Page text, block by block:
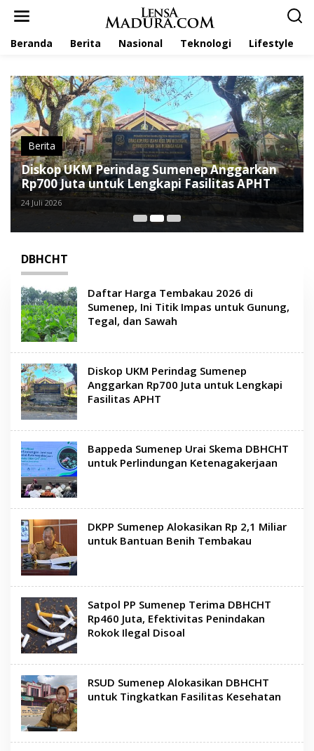
Beranda Berita Nasional Teknologi Lifestyle
Berita
Diskop UKM Perindag Sumenep Anggarkan
Rp700 Juta untuk Lengkapi Fasilitas APHT
24 Juli 2026
DBHCHT
Daftar Harga Tembakau 2026 di
Sumenep, Ini Titik Impas untuk Gunung,
Tegal, dan Sawah
Diskop UKM Perindag Sumenep
Anggarkan Rp700 Juta untuk Lengkapi
Fasilitas APHT
Bappeda Sumenep Urai Skema DBHCHT
untuk Perlindungan Ketenagakerjaan
DKPP Sumenep Alokasikan Rp 2,1 Miliar
untuk Bantuan Benih Tembakau
Satpol PP Sumenep Terima DBHCHT
Rp460 Juta, Efektivitas Penindakan
Rokok Ilegal Disoal
RSUD Sumenep Alokasikan DBHCHT
untuk Tingkatkan Fasilitas Kesehatan